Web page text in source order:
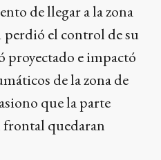
de llegar a la zona
perdió el control de su
proyectado e impactó
de la zona de
que la parte
frontal quedaran